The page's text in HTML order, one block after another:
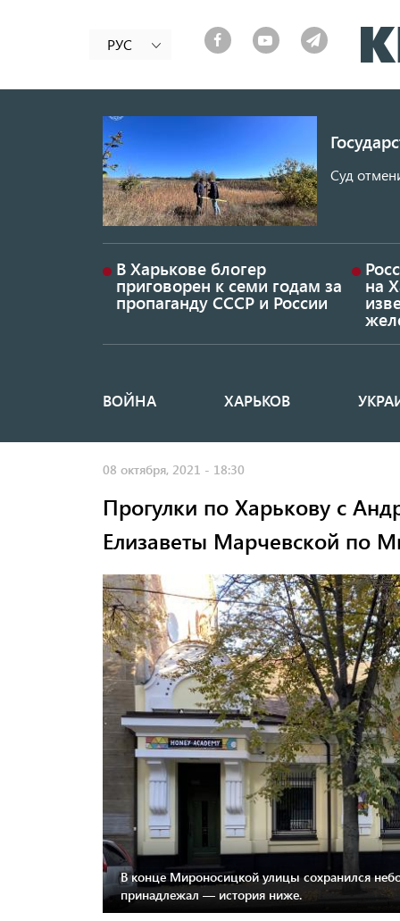
РУС
Суд
В Харькове блогер
приговорен к семи годам за
пропаганду СССР и России
на
Основная
ВОЙНА ХАРЬКОВ
08 октября, 2021 - 18:30
Прогулки по Харькову с
Елизаветы Марчевской по
В конце Мироносицкой улицы сохранился
принадлежал — история ниже.